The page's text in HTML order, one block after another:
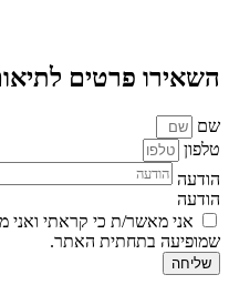
השאירו פרטים
שם
טלפון
הודעה
הודעה
אני מאשר/ת כי קראתי ואני
שמופיעה בתחתית האתר.
שליחה